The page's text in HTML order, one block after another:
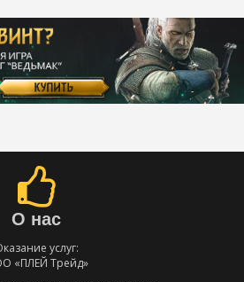
О нас
услуг:
«ПЛЕЙ Трейд»